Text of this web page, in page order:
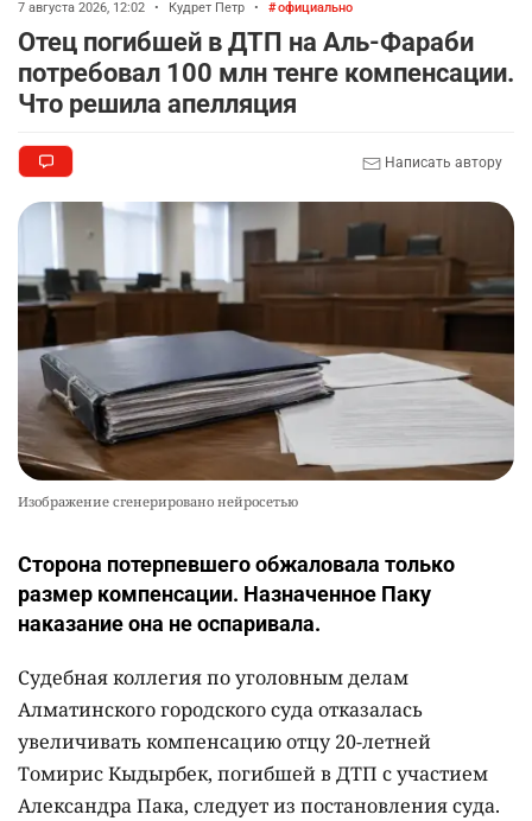
7 августа 2026, 12:02 • Кудрет Петр • официально
Отец погибшей в ДТП на Аль-Фараби
потребовал 100 млн тенге компенсации.
Что решила апелляция
Написать автору
Изображение сгенерировано нейросетью
Сторона потерпевшего обжаловала только
размер компенсации. Назначенное Паку
наказание она не оспаривала.
Судебная коллегия по уголовным делам
Алматинского городского суда отказалась
увеличивать компенсацию отцу 20-летней
Томирис Кыдырбек, погибшей в ДТП с участием
Александра Пака, следует из постановления суда.